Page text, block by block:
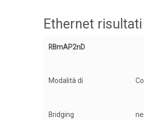
Ethernet
RBmAP2nD
Modalità di
Bridging